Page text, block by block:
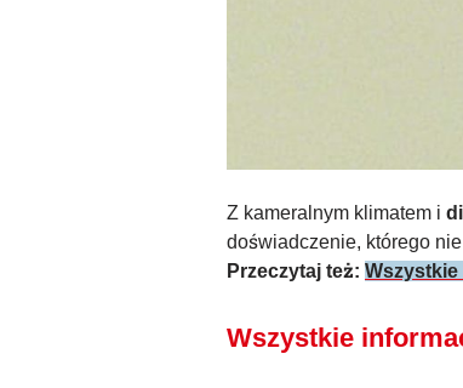
Z kameralnym klimatem i
doświadczenie, którego
Przeczytaj też:
Wszystkie